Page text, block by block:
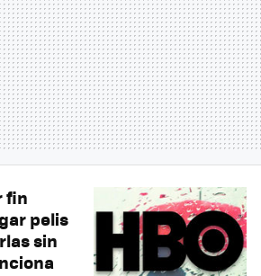
fin
pelis
sin